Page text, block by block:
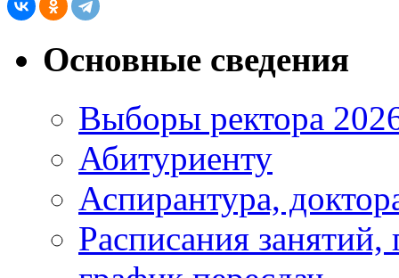
Основные сведения
Выборы ректора
Абитуриенту
Аспирантура,
Расписания